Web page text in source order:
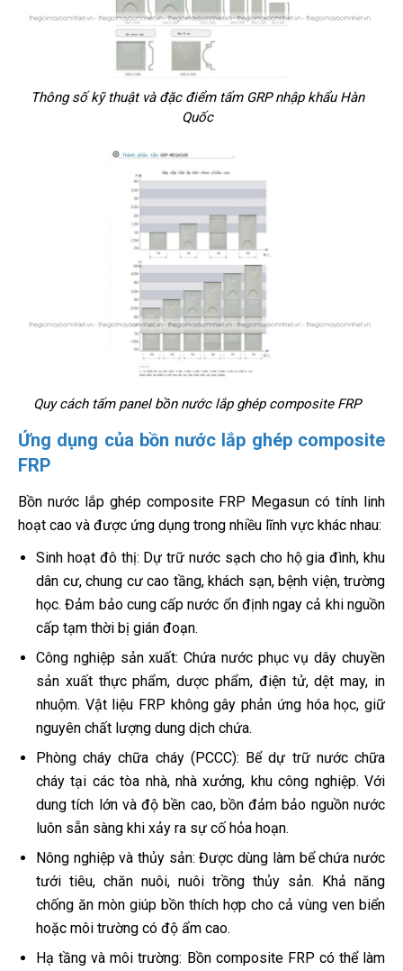
Thông số kỹ thuật và đặc điểm tấm GRP nhập khẩu Hàn
Quốc
Quy cách tấm panel bồn nước lắp ghép composite FRP
Ứng dụng của bồn nước lắp ghép composite
FRP
Bồn nước lắp ghép composite FRP Megasun có tính linh
hoạt cao và được ứng dụng trong nhiều lĩnh vực khác nhau:
Sinh hoạt đô thị: Dự trữ nước sạch cho hộ gia đình, khu
dân cư, chung cư cao tầng, khách sạn, bệnh viện, trường
học. Đảm bảo cung cấp nước ổn định ngay cả khi nguồn
cấp tạm thời bị gián đoạn.
Công nghiệp sản xuất: Chứa nước phục vụ dây chuyền
sản xuất thực phẩm, dược phẩm, điện tử, dệt may, in
nhuộm. Vật liệu FRP không gây phản ứng hóa học, giữ
nguyên chất lượng dung dịch chứa.
Phòng cháy chữa cháy (PCCC): Bể dự trữ nước chữa
cháy tại các tòa nhà, nhà xưởng, khu công nghiệp. Với
dung tích lớn và độ bền cao, bồn đảm bảo nguồn nước
luôn sẵn sàng khi xảy ra sự cố hỏa hoạn.
Nông nghiệp và thủy sản: Được dùng làm bể chứa nước
tưới tiêu, chăn nuôi, nuôi trồng thủy sản. Khả năng
chống ăn mòn giúp bồn thích hợp cho cả vùng ven biển
hoặc môi trường có độ ẩm cao.
Hạ tầng và môi trường: Bồn composite FRP có thể làm